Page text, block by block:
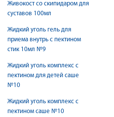
Живокост со скипидаром для
суставов 100мл
Жидкий уголь гель для
приема внутрь с пектином
стик 10мл №9
Жидкий уголь комплекс с
пектином для детей саше
№10
Жидкий уголь комплекс с
пектином саше №10